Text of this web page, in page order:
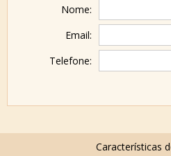
Nome:
Email:
Telefone: